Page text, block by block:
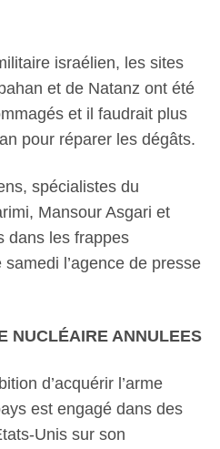
israélien, les sites
et de Natanz ont été
et il faudrait plus
pour réparer les dégâts.
spécialistes du
Mansour Asgari et
dans les frappes
l’agence de presse
NUCLÉAIRE ANNULEES
d’acquérir l’arme
est engagé dans des
Unis sur son